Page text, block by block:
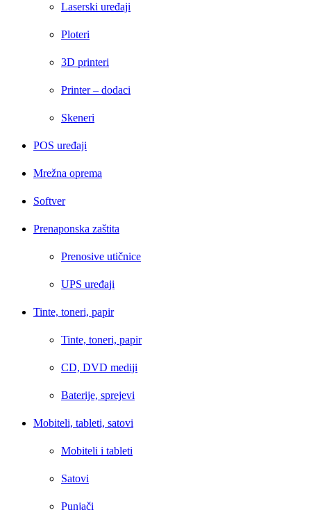
Laserski uređaji
Ploteri
3D printeri
Printer – dodaci
Skeneri
POS uređaji
Mrežna oprema
Softver
Prenaponska zaštita
Prenosive utičnice
UPS uređaji
Tinte, toneri, papir
Tinte, toneri, papir
CD, DVD mediji
Baterije, sprejevi
Mobiteli, tableti, satovi
Mobiteli i tableti
Satovi
Punjači